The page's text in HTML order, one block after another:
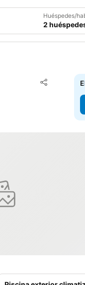
Huéspedes/
2
Compartir